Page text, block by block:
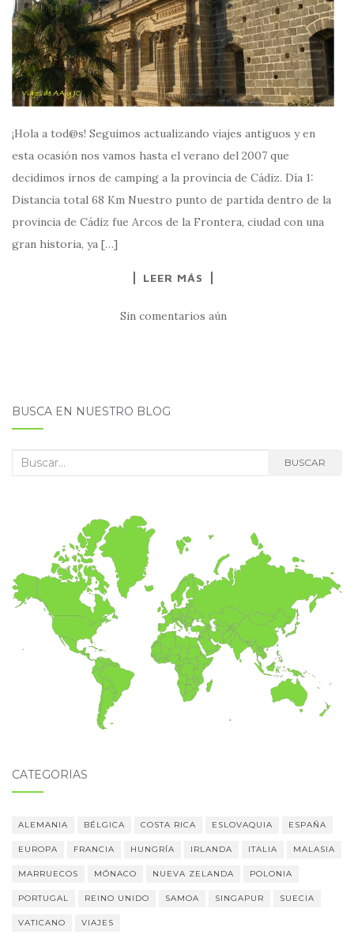
¡Hola a tod@s! Seguimos actualizando viajes antiguos y en
esta ocasión nos vamos hasta el verano del 2007 que
decidimos irnos de camping a la provincia de Cádiz. Día 1:
Distancia total 68 Km Nuestro punto de partida dentro de la
provincia de Cádiz fue Arcos de la Frontera, ciudad con una
gran historia, ya […]
LEER MÁS
Sin comentarios aún
BUSCA EN NUESTRO BLOG
Buscar: BUSCAR
CATEGORÍAS
ALEMANIA BÉLGICA COSTA RICA ESLOVAQUIA ESPAÑA
EUROPA FRANCIA HUNGRÍA IRLANDA ITALIA MALASIA
MARRUECOS MÓNACO NUEVA ZELANDA POLONIA
PORTUGAL REINO UNIDO SAMOA SINGAPUR SUECIA
VATICANO VIAJES